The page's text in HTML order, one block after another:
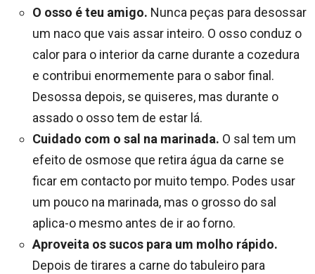
O osso é teu amigo. Nunca peças para desossar
um naco que vais assar inteiro. O osso conduz o
calor para o interior da carne durante a cozedura
e contribui enormemente para o sabor final.
Desossa depois, se quiseres, mas durante o
assado o osso tem de estar lá.
Cuidado com o sal na marinada. O sal tem um
efeito de osmose que retira água da carne se
ficar em contacto por muito tempo. Podes usar
um pouco na marinada, mas o grosso do sal
aplica-o mesmo antes de ir ao forno.
Aproveita os sucos para um molho rápido.
Depois de tirares a carne do tabuleiro para